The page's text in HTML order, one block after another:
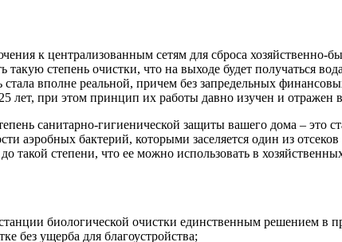
к централизованным сетям для сброса хозяйственно-
степень очистки, что на выходе будет получаться
вполне реальной, причем без запредельных
лет, при этом принцип их работы давно изучен и
санитарно-гигиенической защиты вашего дома – это
аэробных бактерий, которыми заселяется один из
такой степени, что ее можно использовать в
биологической очистки единственным решением в
без ущерба для благоустройства;